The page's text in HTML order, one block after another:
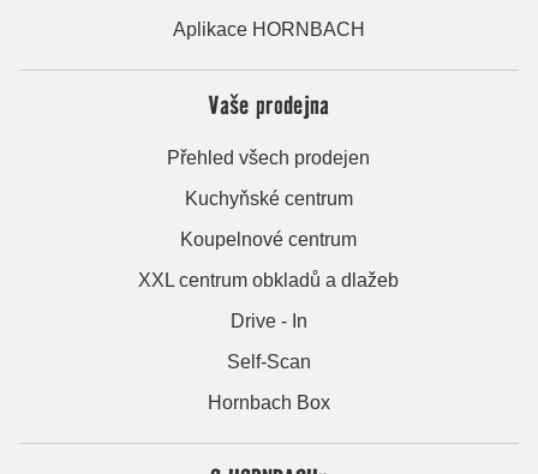
Aplikace HORNBACH
Vaše prodejna
Přehled všech prodejen
Kuchyňské centrum
Koupelnové centrum
XXL centrum obkladů a dlažeb
Drive - In
Self-Scan
Hornbach Box